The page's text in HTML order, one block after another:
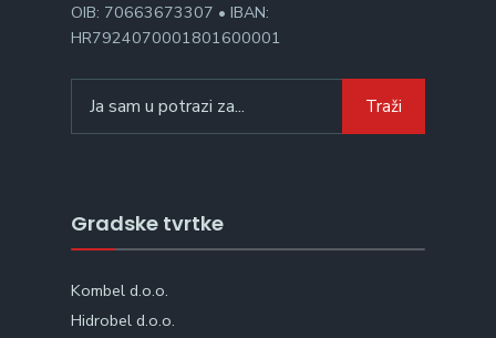
OIB: 70663673307 • IBAN:
HR7924070001801600001
for:
Traži
Gradske tvrtke
Kombel d.o.o.
Hidrobel d.o.o.